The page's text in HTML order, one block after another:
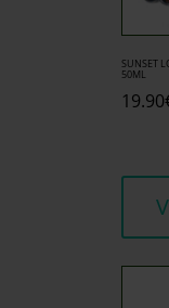
SUNSET
50ML
19.90